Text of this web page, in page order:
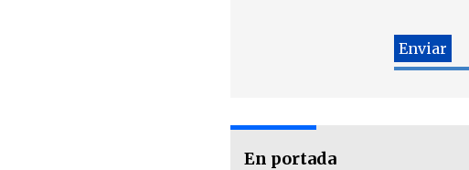
En portada